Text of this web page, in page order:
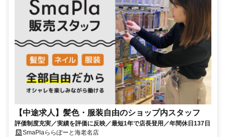
【中途求人】髪色・服装自由のショップ内スタッフ
評価制度充実／実績を評価に反映／最短1年で店長登用／年間休日137日
SmaPlaららぽーと海老名店